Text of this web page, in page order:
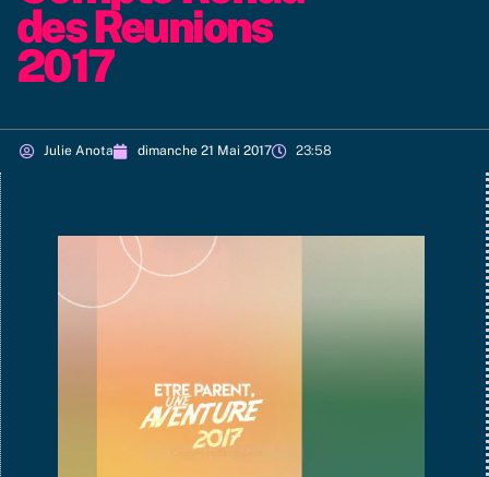
des Reunions
2017
Julie Anota dimanche 21 Mai 2017 23:58